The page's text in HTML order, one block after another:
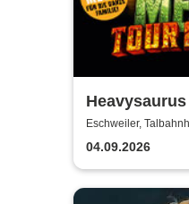
2026/27
Eschweiler,
04.09.2026